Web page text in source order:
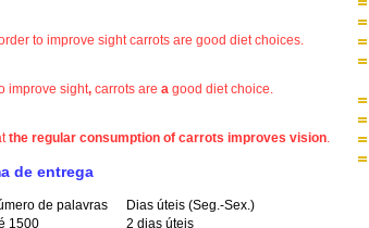
to improve sight carrots are good diet choices.
improve sight,carrots are agood diet choice.
the regular consumption of carrots improves vision.
de entrega
de palavras
Dias úteis (Seg.-Sex.)
1500
2 dias úteis